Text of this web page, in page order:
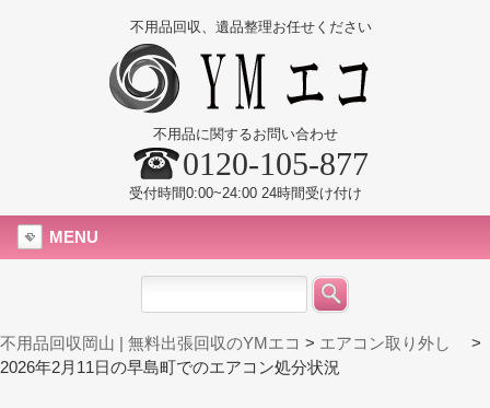
不用品回収、遺品整理お任せください
不用品に関するお問い合わせ
0120-105-877
受付時間0:00~24:00 24時間受け付け
MENU
不用品回収岡山 | 無料出張回収のYMエコ > エアコン取り外し
>
2026年2月11日の早島町でのエアコン処分状況